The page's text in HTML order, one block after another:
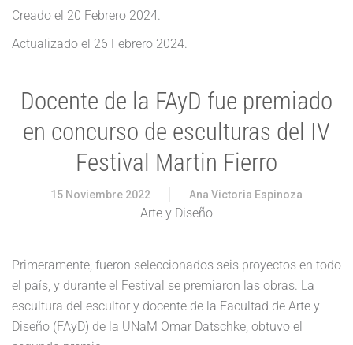
Creado el 20 Febrero 2024.
Actualizado el 26 Febrero 2024.
Docente de la FAyD fue premiado
en concurso de esculturas del IV
Festival Martin Fierro
15 Noviembre 2022 Ana Victoria Espinoza
Arte y Diseño
Primeramente, fueron seleccionados seis proyectos en todo
el país, y durante el Festival se premiaron las obras. La
escultura del escultor y docente de la Facultad de Arte y
Diseño (FAyD) de la UNaM Omar Datschke, obtuvo el